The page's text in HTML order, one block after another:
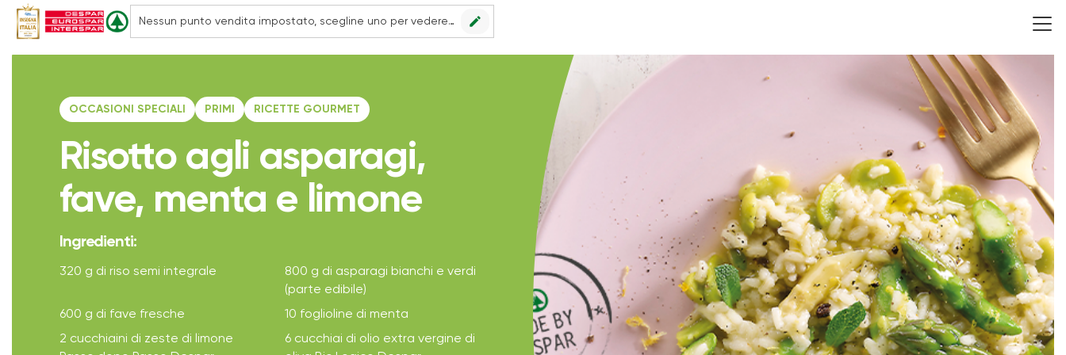
Nessun punto vendita impostato, scegline uno per vedere le offerte. edit
OCCASIONI SPECIALI PRIMI RICETTE GOURMET
Risotto agli asparagi,
fave, menta e limone
Ingredienti:
320 g di riso semi integrale
800 g di asparagi bianchi e verdi
(parte edibile)
600 g di fave fresche
10 foglioline di menta
2 cucchiaini di zeste di limone
6 cucchiai di olio extra vergine di